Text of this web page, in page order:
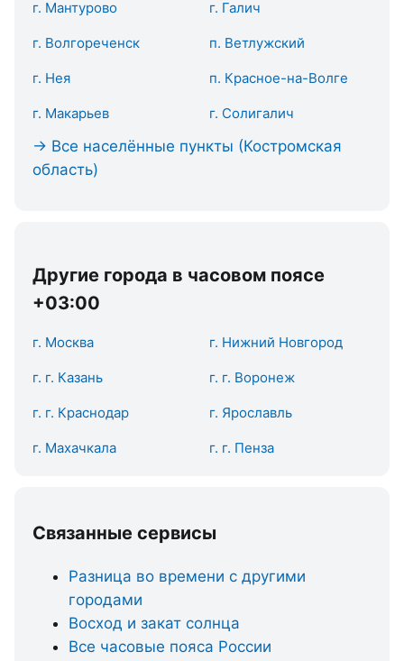
г. Мантурово г. Галич
г. Волгореченск п. Ветлужский
г. Нея п. Красное-на-Волге
г. Макарьев г. Солигалич
→ Все населённые пункты (Костромская
область)
Другие города в часовом поясе
+03:00
г. Москва г. Нижний Новгород
г. г. Казань г. г. Воронеж
г. г. Краснодар г. Ярославль
г. Махачкала г. г. Пенза
Связанные сервисы
Разница во времени с другими
городами
Восход и закат солнца
Все часовые пояса России